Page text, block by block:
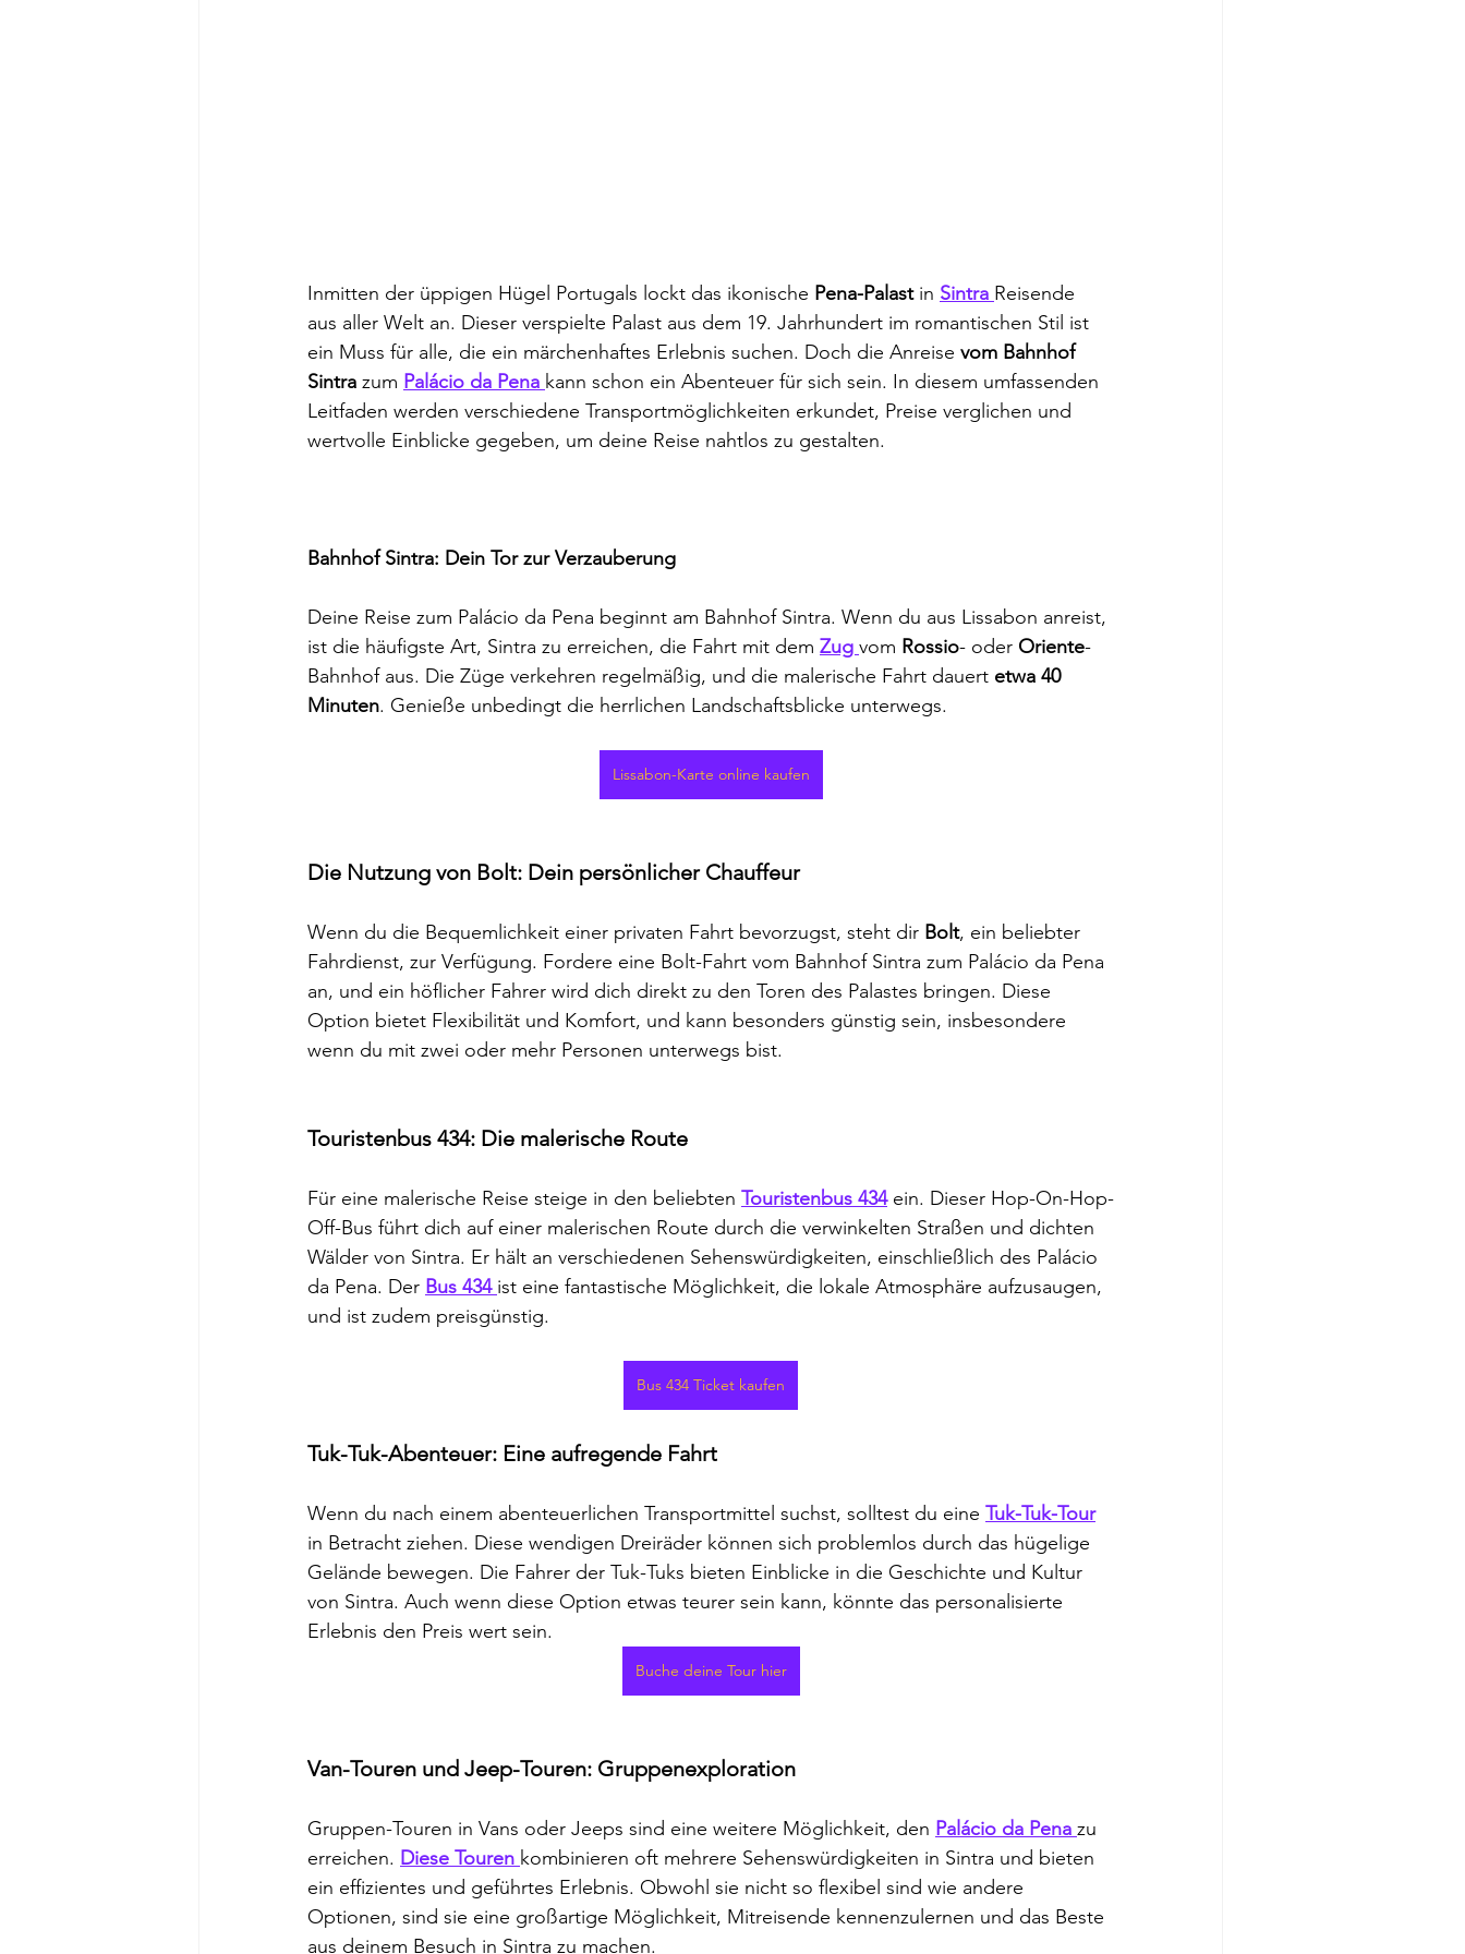
Inmitten der üppigen Hügel Portugals lockt das ikonische Pena-Palast in Sintra Reisende
aus aller Welt an. Dieser verspielte Palast aus dem 19. Jahrhundert im romantischen Stil ist
ein Muss für alle, die ein märchenhaftes Erlebnis suchen. Doch die Anreise vom Bahnhof
Sintra zum Palácio da Pena kann schon ein Abenteuer für sich sein. In diesem umfassenden
Leitfaden werden verschiedene Transportmöglichkeiten erkundet, Preise verglichen und
wertvolle Einblicke gegeben, um deine Reise nahtlos zu gestalten.
Bahnhof Sintra: Dein Tor zur Verzauberung
Deine Reise zum Palácio da Pena beginnt am Bahnhof Sintra. Wenn du aus Lissabon anreist,
ist die häufigste Art, Sintra zu erreichen, die Fahrt mit dem Zug vom Rossio- oder Oriente-
Bahnhof aus. Die Züge verkehren regelmäßig, und die malerische Fahrt dauert etwa 40
Minuten. Genieße unbedingt die herrlichen Landschaftsblicke unterwegs.
Lissabon-Karte online kaufen
Die Nutzung von Bolt: Dein persönlicher Chauffeur
Wenn du die Bequemlichkeit einer privaten Fahrt bevorzugst, steht dir Bolt, ein beliebter
Fahrdienst, zur Verfügung. Fordere eine Bolt-Fahrt vom Bahnhof Sintra zum Palácio da Pena
an, und ein höflicher Fahrer wird dich direkt zu den Toren des Palastes bringen. Diese
Option bietet Flexibilität und Komfort, und kann besonders günstig sein, insbesondere
wenn du mit zwei oder mehr Personen unterwegs bist.
Touristenbus 434: Die malerische Route
Für eine malerische Reise steige in den beliebten Touristenbus 434 ein. Dieser Hop-On-Hop-
Off-Bus führt dich auf einer malerischen Route durch die verwinkelten Straßen und dichten
Wälder von Sintra. Er hält an verschiedenen Sehenswürdigkeiten, einschließlich des Palácio
da Pena. Der Bus 434 ist eine fantastische Möglichkeit, die lokale Atmosphäre aufzusaugen,
und ist zudem preisgünstig.
Bus 434 Ticket kaufen
Tuk-Tuk-Abenteuer: Eine aufregende Fahrt
Wenn du nach einem abenteuerlichen Transportmittel suchst, solltest du eine Tuk-Tuk-Tour
in Betracht ziehen. Diese wendigen Dreiräder können sich problemlos durch das hügelige
Gelände bewegen. Die Fahrer der Tuk-Tuks bieten Einblicke in die Geschichte und Kultur
von Sintra. Auch wenn diese Option etwas teurer sein kann, könnte das personalisierte
Erlebnis den Preis wert sein.
Buche deine Tour hier
Van-Touren und Jeep-Touren: Gruppenexploration
Gruppen-Touren in Vans oder Jeeps sind eine weitere Möglichkeit, den Palácio da Pena zu
erreichen. Diese Touren kombinieren oft mehrere Sehenswürdigkeiten in Sintra und bieten
ein effizientes und geführtes Erlebnis. Obwohl sie nicht so flexibel sind wie andere
Optionen, sind sie eine großartige Möglichkeit, Mitreisende kennenzulernen und das Beste
aus deinem Besuch in Sintra zu machen.